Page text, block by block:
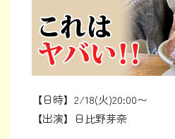
【日時】2/18(火)20:00〜
【出演】日比野芽奈